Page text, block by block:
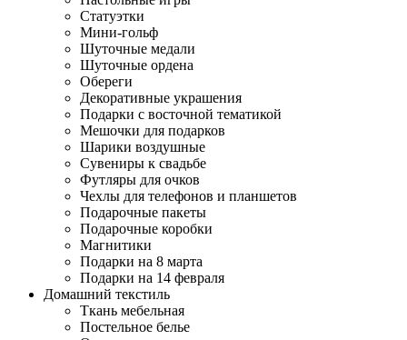
Статуэтки
Мини-гольф
Шуточные медали
Шуточные ордена
Обереги
Декоративные украшения
Подарки с восточной тематикой
Мешочки для подарков
Шарики воздушные
Сувениры к свадьбе
Футляры для очков
Чехлы для телефонов и планшетов
Подарочные пакеты
Подарочные коробки
Магнитики
Подарки на 8 марта
Подарки на 14 февраля
Домашний текстиль
Ткань мебельная
Постельное белье